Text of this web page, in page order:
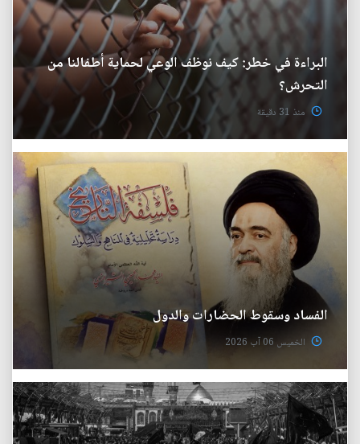
البراءة في خطر: كيف نوظف الوعي لحماية أطفالنا من
التحرش؟
منذ 31 دقيقة
الفساد وسقوط الحضارات والدول
الخميس 06 آب 2026